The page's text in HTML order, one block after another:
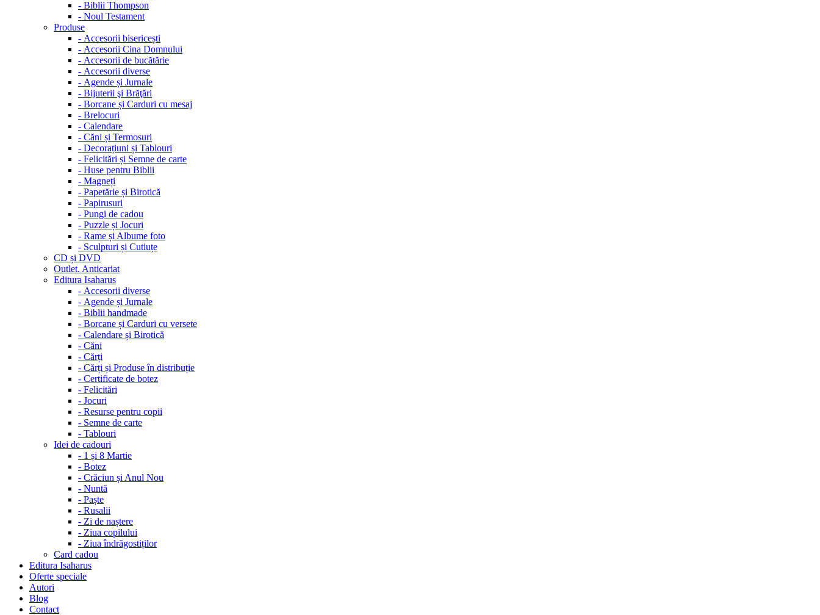
- Biblii Thompson
- Noul Testament
Produse
- Accesorii bisericești
- Accesorii Cina Domnului
- Accesorii de bucătărie
- Accesorii diverse
- Agende și Jurnale
- Bijuterii şi Brăţări
- Borcane și Carduri cu mesaj
- Brelocuri
- Calendare
- Căni și Termosuri
- Decorațiuni și Tablouri
- Felicitări și Semne de carte
- Huse pentru Biblii
- Magneți
- Papetărie și Birotică
- Papirusuri
- Pungi de cadou
- Puzzle și Jocuri
- Rame și Albume foto
- Sculpturi și Cutiuțe
CD și DVD
Outlet. Anticariat
Editura Isaharus
- Accesorii diverse
- Agende și Jurnale
- Biblii handmade
- Borcane și Carduri cu versete
- Calendare și Birotică
- Căni
- Cărți
- Cărți și Produse în distribuție
- Certificate de botez
- Felicitări
- Jocuri
- Resurse pentru copii
- Semne de carte
- Tablouri
Idei de cadouri
- 1 și 8 Martie
- Botez
- Crăciun și Anul Nou
- Nuntă
- Paște
- Rusalii
- Zi de naștere
- Ziua copilului
- Ziua îndrăgostiților
Card cadou
Editura Isaharus
Oferte speciale
Autori
Blog
Contact